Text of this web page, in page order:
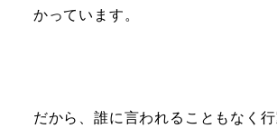
かっています。
だから、誰に言われることもなく